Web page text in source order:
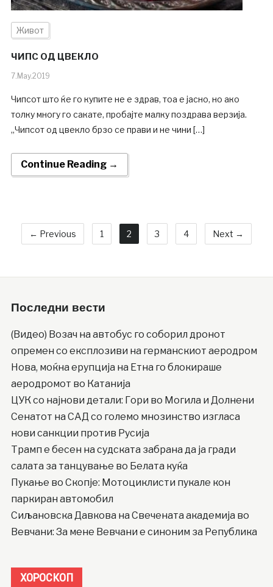
Живот
ЧИПС ОД ЦВЕКЛО
7.May.2019
Чипсот што ќе го купите не е здрав, тоа е јасно, но ако
толку многу го сакате, пробајте малку поздрава верзија.
„Чипсот од цвекло брзо се прави и не чини […]
Continue Reading →
← Previous 1 2 3 4 Next →
Последни вести
(Видео) Возач на автобус го соборил дронот
опремен со експлозиви на германскиот аеродром
Нова, моќна ерупција на Етна го блокираше
аеродромот во Катанија
ЦУК со најнови детали: Гори во Могила и Долнени
Сенатот на САД со големо мнозинство изгласа
нови санкции против Русија
Трамп е бесен на судската забрана да ја гради
салата за танцување во Белата куќа
Пукање во Скопје: Мотоциклисти пукале кон
паркиран автомобил
Сиљановска Давкова на Свечената академија во
Вевчани: За мене Вевчани е синоним за Република
ХОРОСКОП